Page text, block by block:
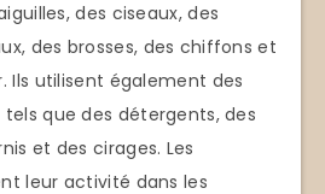
des ciseaux, des
des brosses, des chiffons et
Ils utilisent également des
que des détergents, des
et des cirages. Les
leur activité dans les